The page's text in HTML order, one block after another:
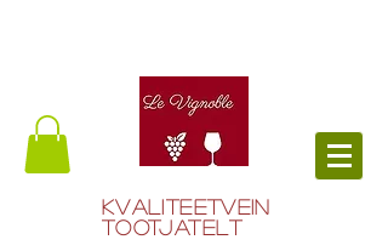
Kvaliteetvein
tootjatelt